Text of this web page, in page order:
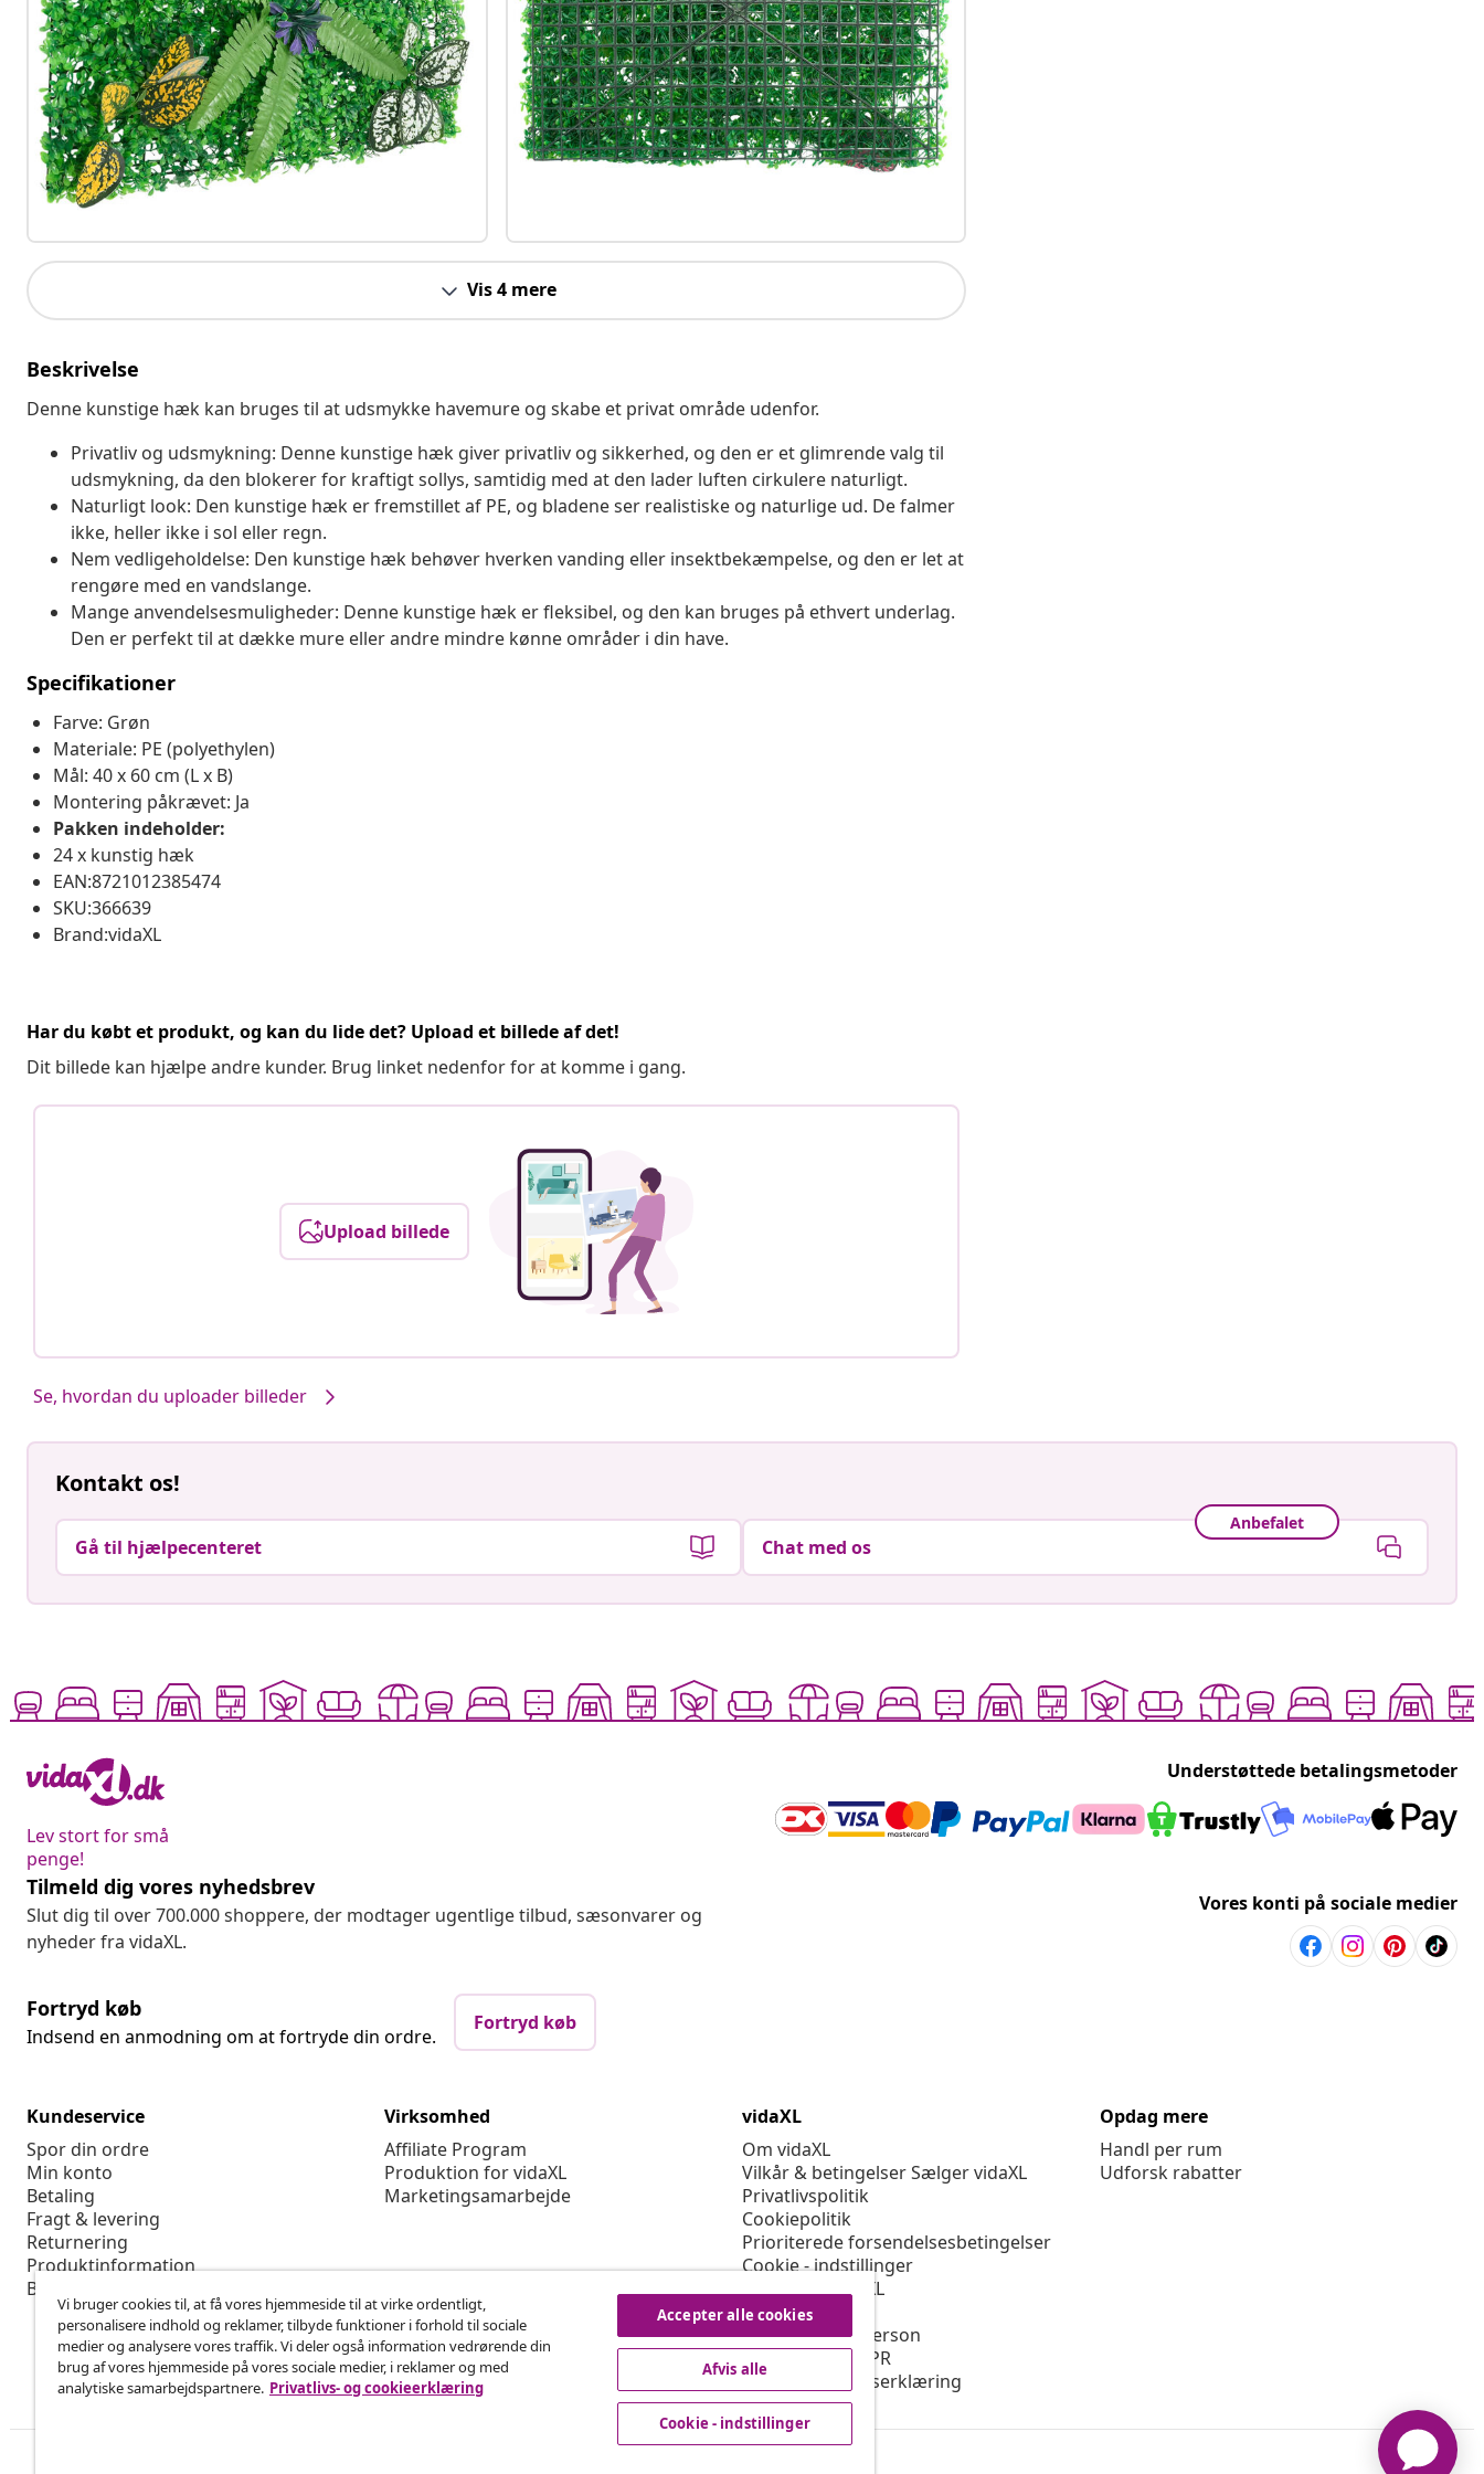
Vis 4 mere
Beskrivelse
Denne kunstige hæk kan bruges til at udsmykke havemure og skabe et privat område udenfor.
Privatliv og udsmykning: Denne kunstige hæk giver privatliv og sikkerhed, og den er et glimrende valg til
udsmykning, da den blokerer for kraftigt sollys, samtidig med at den lader luften cirkulere naturligt.
Naturligt look: Den kunstige hæk er fremstillet af PE, og bladene ser realistiske og naturlige ud. De falmer
ikke, heller ikke i sol eller regn.
Nem vedligeholdelse: Den kunstige hæk behøver hverken vanding eller insektbekæmpelse, og den er let at
rengøre med en vandslange.
Mange anvendelsesmuligheder: Denne kunstige hæk er fleksibel, og den kan bruges på ethvert underlag.
Den er perfekt til at dække mure eller andre mindre kønne områder i din have.
Specifikationer
Farve: Grøn
Materiale: PE (polyethylen)
Mål: 40 x 60 cm (L x B)
Montering påkrævet: Ja
Pakken indeholder:
24 x kunstig hæk
EAN:8721012385474
SKU:366639
Brand:vidaXL
Har du købt et produkt, og kan du lide det? Upload et billede af det!
Dit billede kan hjælpe andre kunder. Brug linket nedenfor for at komme i gang.
Upload billede
Se, hvordan du uploader billeder
Kontakt os!
Gå til hjælpecenteret
Anbefalet
Chat med os
Lev stort for små
penge!
Understøttede betalingsmetoder
Tilmeld dig vores nyhedsbrev
Slut dig til over 700.000 shoppere, der modtager ugentlige tilbud, sæsonvarer og
nyheder fra vidaXL.
Vores konti på sociale medier
Fortryd køb
Indsend en anmodning om at fortryde din ordre.
Fortryd køb
Kundeservice
Spor din ordre
Min konto
Betaling
Fragt & levering
Returnering
Produktinformation
Bestilling
Virksomhed
Affiliate Program
Produktion for vidaXL
Marketingsamarbejde
vidaXL
Om vidaXL
Vilkår & betingelser Sælger vidaXL
Privatlivspolitik
Cookiepolitik
Prioriterede forsendelsesbetingelser
Cookie - indstillinger
Arbejd for vidaXL
Sikkerhed
EU-ansvarlige person
Politikken for EPR
Tilgængelighedserklæring
Opdag mere
Handl per rum
Udforsk rabatter
Vi bruger cookies til, at få vores hjemmeside til at virke ordentligt,
personalisere indhold og reklamer, tilbyde funktioner i forhold til sociale
medier og analysere vores traffik. Vi deler også information vedrørende din
brug af vores hjemmeside på vores sociale medier, i reklamer og med
analytiske samarbejdspartnere. Privatlivs- og cookieerklæring
Accepter alle cookies
Afvis alle
Cookie - indstillinger